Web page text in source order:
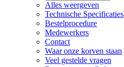
Alles weergeven
Technische Specificaties
Bestelprocedure
Medewerkers
Contact
Waar onze korven staan
Veel gestelde vragen